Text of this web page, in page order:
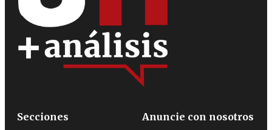
Secciones
Anuncie con nosotros